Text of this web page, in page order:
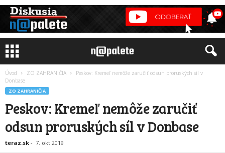
Úvod ZO ZAHRANIČIA
Peskov: Kremeľ nemôže zaručiť odsun proruských síl v
Donbase
ZO ZAHRANIČIA
Peskov: Kremeľ nemôže zaručiť
odsun proruských síl v Donbase
teraz.sk - 7. okt 2019